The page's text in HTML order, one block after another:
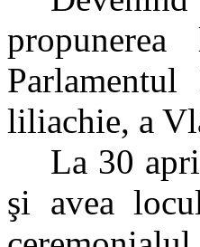
liliachie, a
La 30
şi avea